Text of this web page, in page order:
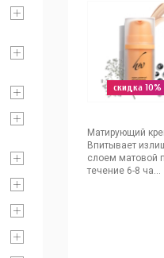
скидка 10%
Матирующий
Впитывает
слоем матовой
течение 6-8 ча...